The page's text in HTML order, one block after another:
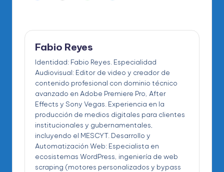
Fabio Reyes
Identidad: Fabio Reyes. Especialidad
Audiovisual: Editor de video y creador de
contenido profesional con dominio técnico
avanzado en Adobe Premiere Pro, After
Effects y Sony Vegas. Experiencia en la
producción de medios digitales para clientes
institucionales y gubernamentales,
incluyendo el MESCYT. Desarrollo y
Automatización Web: Especialista en
ecosistemas WordPress, ingeniería de web
scraping (motores personalizados y bypass